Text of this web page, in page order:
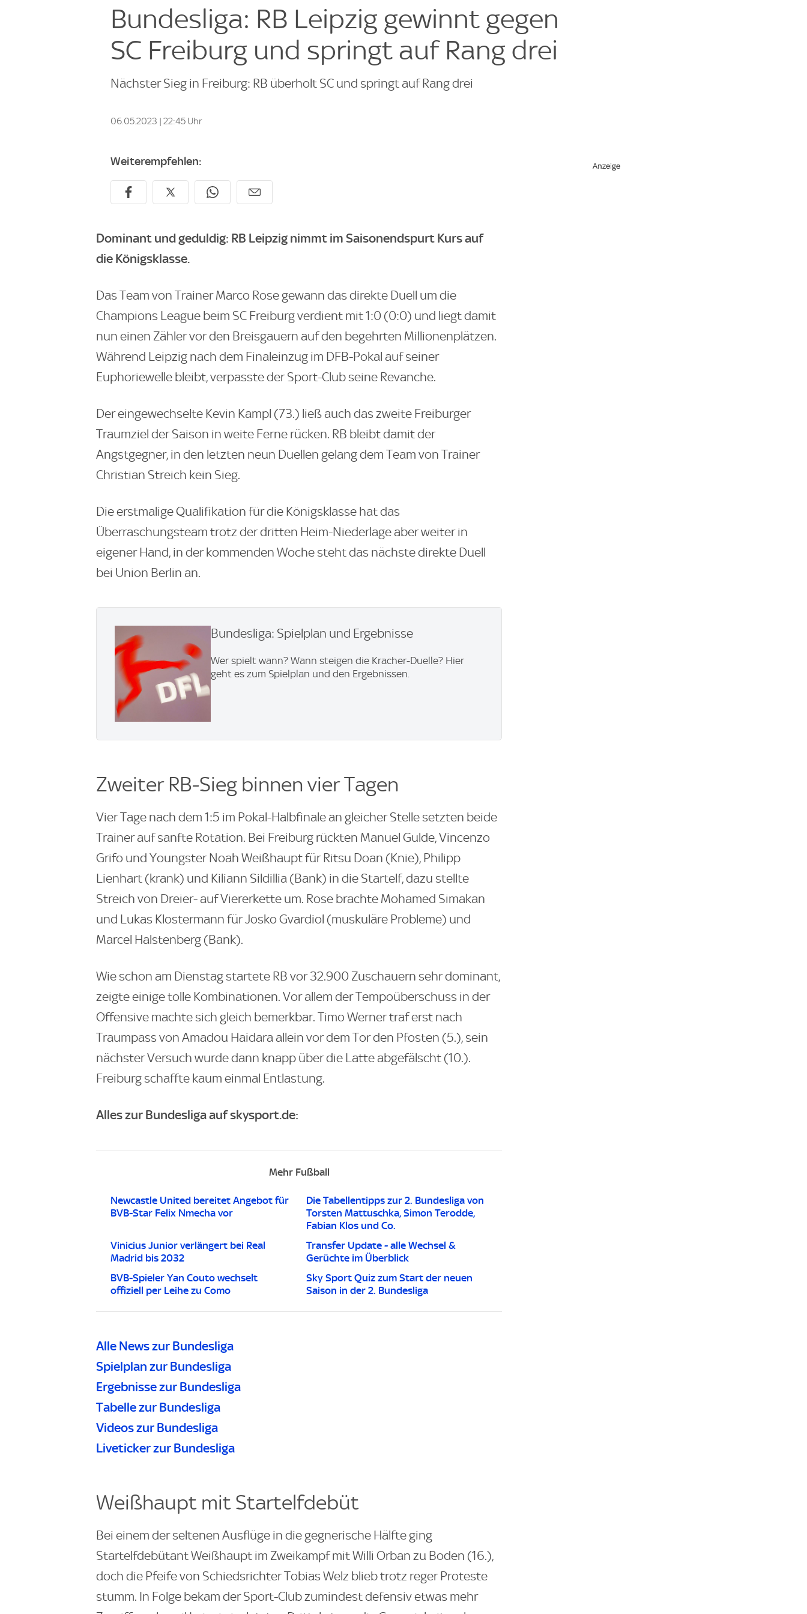
Bundesliga: RB Leipzig gewinnt gegen
SC Freiburg und springt auf Rang drei
Nächster Sieg in Freiburg: RB überholt SC und springt auf Rang drei
06.05.2023 | 22:45 Uhr
Weiterempfehlen:
Dominant und geduldig: RB Leipzig nimmt im Saisonendspurt Kurs auf
die Königsklasse.
Das Team von Trainer Marco Rose gewann das direkte Duell um die
Champions League beim SC Freiburg verdient mit 1:0 (0:0) und liegt damit
nun einen Zähler vor den Breisgauern auf den begehrten Millionenplätzen.
Während Leipzig nach dem Finaleinzug im DFB-Pokal auf seiner
Euphoriewelle bleibt, verpasste der Sport-Club seine Revanche.
Der eingewechselte Kevin Kampl (73.) ließ auch das zweite Freiburger
Traumziel der Saison in weite Ferne rücken. RB bleibt damit der
Angstgegner, in den letzten neun Duellen gelang dem Team von Trainer
Christian Streich kein Sieg.
Die erstmalige Qualifikation für die Königsklasse hat das
Überraschungsteam trotz der dritten Heim-Niederlage aber weiter in
eigener Hand, in der kommenden Woche steht das nächste direkte Duell
bei Union Berlin an.
Bundesliga: Spielplan und Ergebnisse
Wer spielt wann? Wann steigen die Kracher-Duelle? Hier
geht es zum Spielplan und den Ergebnissen.
Zweiter RB-Sieg binnen vier Tagen
Vier Tage nach dem 1:5 im Pokal-Halbfinale an gleicher Stelle setzten beide
Trainer auf sanfte Rotation. Bei Freiburg rückten Manuel Gulde, Vincenzo
Grifo und Youngster Noah Weißhaupt für Ritsu Doan (Knie), Philipp
Lienhart (krank) und Kiliann Sildillia (Bank) in die Startelf, dazu stellte
Streich von Dreier- auf Viererkette um. Rose brachte Mohamed Simakan
und Lukas Klostermann für Josko Gvardiol (muskuläre Probleme) und
Marcel Halstenberg (Bank).
Wie schon am Dienstag startete RB vor 32.900 Zuschauern sehr dominant,
zeigte einige tolle Kombinationen. Vor allem der Tempoüberschuss in der
Offensive machte sich gleich bemerkbar. Timo Werner traf erst nach
Traumpass von Amadou Haidara allein vor dem Tor den Pfosten (5.), sein
nächster Versuch wurde dann knapp über die Latte abgefälscht (10.).
Freiburg schaffte kaum einmal Entlastung.
Alles zur Bundesliga auf skysport.de:
Mehr Fußball
Newcastle United bereitet Angebot für
BVB-Star Felix Nmecha vor
Die Tabellentipps zur 2. Bundesliga von
Torsten Mattuschka, Simon Terodde,
Fabian Klos und Co.
Vinicius Junior verlängert bei Real
Madrid bis 2032
Transfer Update - alle Wechsel &
Gerüchte im Überblick
BVB-Spieler Yan Couto wechselt
offiziell per Leihe zu Como
Sky Sport Quiz zum Start der neuen
Saison in der 2. Bundesliga
Alle News zur Bundesliga
Spielplan zur Bundesliga
Ergebnisse zur Bundesliga
Tabelle zur Bundesliga
Videos zur Bundesliga
Liveticker zur Bundesliga
Weißhaupt mit Startelfdebüt
Bei einem der seltenen Ausflüge in die gegnerische Hälfte ging
Startelfdebütant Weißhaupt im Zweikampf mit Willi Orban zu Boden (16.),
doch die Pfeife von Schiedsrichter Tobias Welz blieb trotz reger Proteste
stumm. In Folge bekam der Sport-Club zumindest defensiv etwas mehr